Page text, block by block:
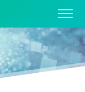
T
o
g
l
e